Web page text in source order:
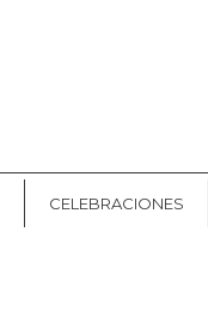
CELEBRACIONES